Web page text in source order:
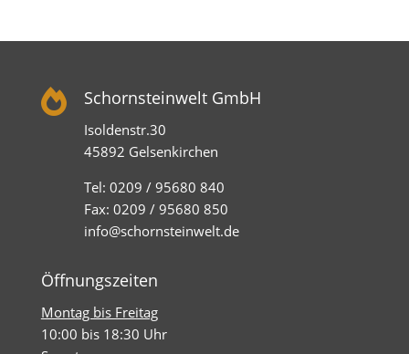
 Schornsteinwelt GmbH
Isoldenstr.30
45892 Gelsenkirchen
Tel: 0209 / 95680 840
Fax: 0209 / 95680 850
info@schornsteinwelt.de
Öffnungszeiten
Montag bis Freitag
10:00 bis 18:30 Uhr